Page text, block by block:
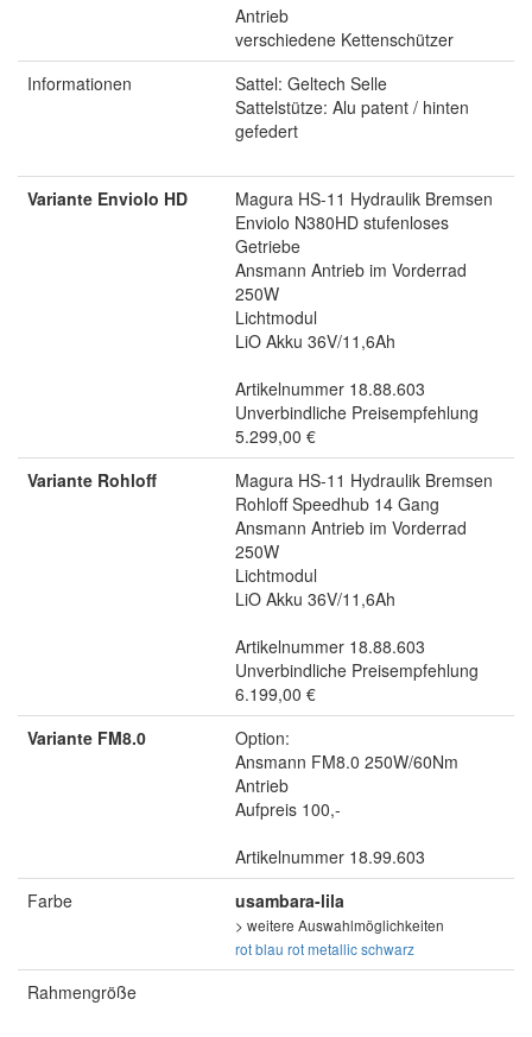
Antrieb
verschiedene Kettenschützer
Informationen
Sattel: Geltech Selle
Sattelstütze: Alu patent / hinten
gefedert
Variante Enviolo HD
Magura HS-11 Hydraulik Bremsen
Enviolo N380HD stufenloses
Getriebe
Ansmann Antrieb im Vorderrad
250W
Lichtmodul
LiO Akku 36V/11,6Ah
Artikelnummer 18.88.603
Unverbindliche Preisempfehlung
5.299,00 €
Variante Rohloff
Magura HS-11 Hydraulik Bremsen
Rohloff Speedhub 14 Gang
Ansmann Antrieb im Vorderrad
250W
Lichtmodul
LiO Akku 36V/11,6Ah
Artikelnummer 18.88.603
Unverbindliche Preisempfehlung
6.199,00 €
Variante FM8.0
Option:
Ansmann FM8.0 250W/60Nm
Antrieb
Aufpreis 100,-
Artikelnummer 18.99.603
Farbe
usambara-lila
> weitere Auswahlmöglichkeiten
rotblau rot metallicschwarz
Rahmengröße